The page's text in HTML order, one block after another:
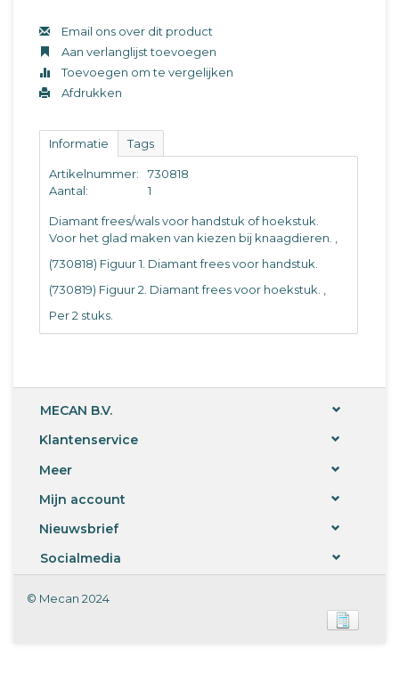
Email ons over dit product
Aan verlanglijst toevoegen
Toevoegen om te vergelijken
Afdrukken
Informatie Tags
Artikelnummer:
730818
Aantal:
1
Diamant frees/wals voor handstuk of hoekstuk.
Voor het glad maken van kiezen bij knaagdieren. ‚
(730818) Figuur 1. Diamant frees voor handstuk.
(730819) Figuur 2. Diamant frees voor hoekstuk. ‚
Per 2 stuks.
MECAN B.V.
Klantenservice
Meer
Mijn account
Nieuwsbrief
Socialmedia